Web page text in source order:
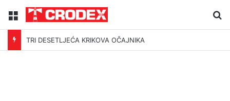
Menu
TRI DESETLJEĆA KRIKOVA OČAJNIKA